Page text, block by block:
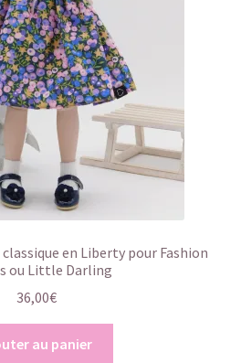
en Liberty pour Fashion
ou Little Darling
36,00€
au panier